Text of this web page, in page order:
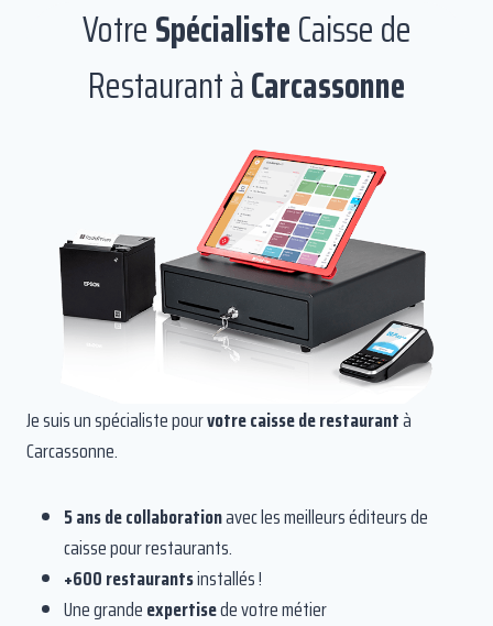
VotreSpécialisteCaisse de
Restaurant àCarcassonne
Je suis un spécialiste pourvotre caisse de restaurantà
Carcassonne.
5 ans de collaborationavec les meilleurs éditeurs de
caisse pour restaurants.
+600 restaurantsinstallés !
Une grandeexpertisede votre métier